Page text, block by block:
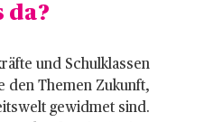
da?
und Schulklassen
den Themen Zukunft,
gewidmet sind.